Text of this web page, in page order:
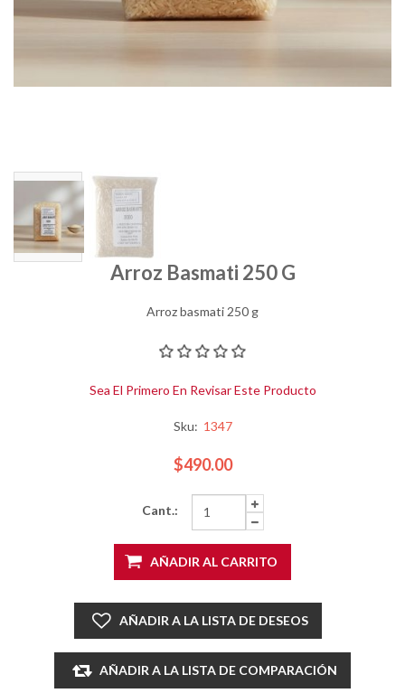
Arroz Basmati 250 G
Arroz basmati 250 g
Sea El Primero En Revisar Este Producto
Sku: 1347
$490.00
Cant.:
AÑADIR AL CARRITO
AÑADIR A LA LISTA DE DESEOS
AÑADIR A LA LISTA DE COMPARACIÓN